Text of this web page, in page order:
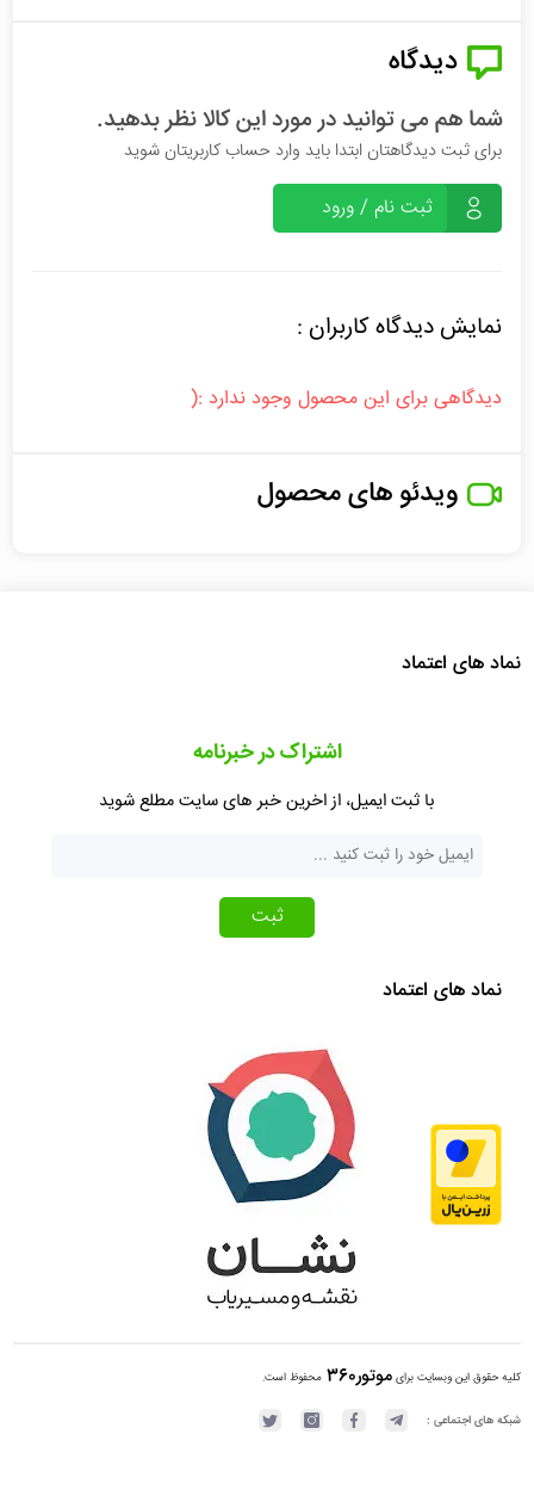
دیدگاه
شما هم می توانید در مورد این کالا نظر بدهید.
برای ثبت دیدگاهتان ابتدا باید وارد حساب کاربریتان شوید
ثبت نام / ورود
نمایش دیدگاه کاربران :
دیدگاهی برای این محصول وجود ندارد :(
ویدئو های محصول
نماد های اعتماد
اشتراک در خبرنامه
با ثبت ایمیل، از اخرین خبر های سایت مطلع شوید
ثبت
نماد های اعتماد
کلیه حقوق این وبسایت برای موتور360 محفوظ است.
شبکه های اجتماعی :